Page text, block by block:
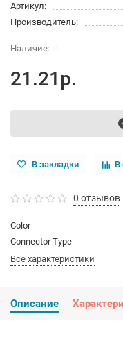
Артикул:
Производитель:
21.21р.
В закладки В
0 отзывов
Color
Connector Type
Все характеристики
Описание